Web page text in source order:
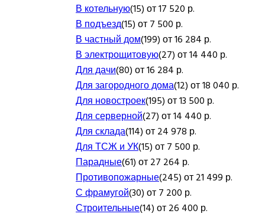
В котельную(15) от 17 520 р.
В подъезд(15) от 7 500 р.
В частный дом(199) от 16 284 р.
В электрощитовую(27) от 14 440 р.
Для дачи(80) от 16 284 р.
Для загородного дома(12) от 18 040 р.
Для новостроек(195) от 13 500 р.
Для серверной(27) от 14 440 р.
Для склада(114) от 24 978 р.
Для ТСЖ и УК(15) от 7 500 р.
Парадные(61) от 27 264 р.
Противопожарные(245) от 21 499 р.
С фрамугой(30) от 7 200 р.
Строительные(14) от 26 400 р.